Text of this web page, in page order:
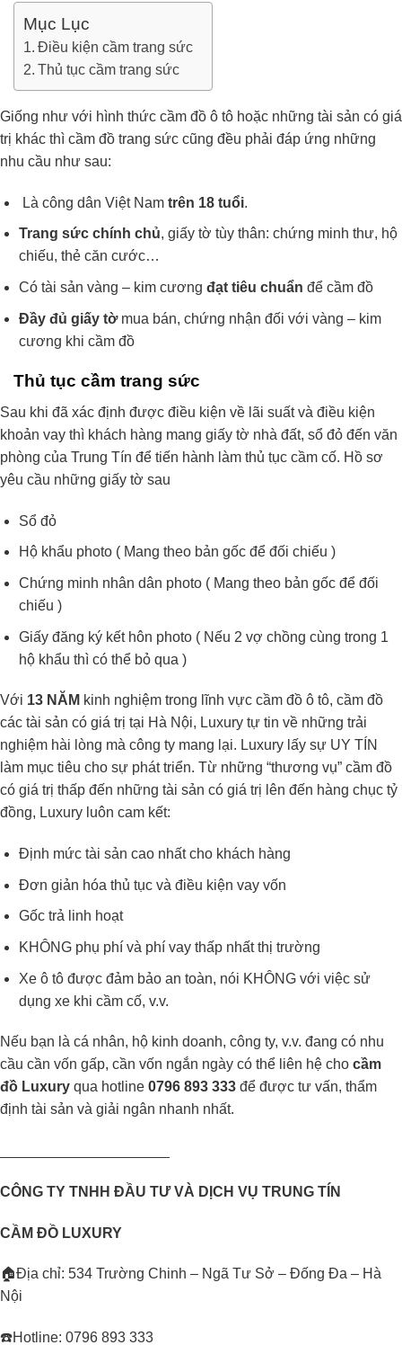
Mục Lục
Điều kiện cầm trang sức
Thủ tục cầm trang sức
Giống như với hình thức cầm đồ ô tô hoặc những tài sản có giá
trị khác thì cầm đồ trang sức cũng đều phải đáp ứng những
nhu cầu như sau:
Là công dân Việt Nam trên 18 tuổi.
Trang sức chính chủ, giấy tờ tùy thân: chứng minh thư, hộ
chiếu, thẻ căn cước…
Có tài sản vàng – kim cương đạt tiêu chuẩn để cầm đồ
Đầy đủ giấy tờmua bán, chứng nhận đối với vàng – kim
cương khi cầm đồ
Thủ tục cầm trang sức
Sau khi đã xác định được điều kiện về lãi suất và điều kiện
khoản vay thì khách hàng mang giấy tờ nhà đất, sổ đỏ đến văn
phòng của Trung Tín để tiến hành làm thủ tục cầm cố. Hồ sơ
yêu cầu những giấy tờ sau
Sổ đỏ
Hộ khẩu photo ( Mang theo bản gốc để đối chiếu )
Chứng minh nhân dân photo ( Mang theo bản gốc để đối
chiếu )
Giấy đăng ký kết hôn photo ( Nếu 2 vợ chồng cùng trong 1
hộ khẩu thì có thể bỏ qua )
Với 13 NĂM kinh nghiệm trong lĩnh vực cầm đồ ô tô, cầm đồ
các tài sản có giá trị tại Hà Nội, Luxury tự tin về những trải
nghiệm hài lòng mà công ty mang lại. Luxury lấy sự UY TÍN
làm mục tiêu cho sự phát triển. Từ những “thương vụ” cầm đồ
có giá trị thấp đến những tài sản có giá trị lên đến hàng chục tỷ
đồng, Luxury luôn cam kết:
Định mức tài sản cao nhất cho khách hàng
Đơn giản hóa thủ tục và điều kiện vay vốn
Gốc trả linh hoạt
KHÔNG phụ phí và phí vay thấp nhất thị trường
Xe ô tô được đảm bảo an toàn, nói KHÔNG với việc sử
dụng xe khi cầm cố, v.v.
Nếu bạn là cá nhân, hộ kinh doanh, công ty, v.v. đang có nhu
cầu cần vốn gấp, cần vốn ngắn ngày có thể liên hệ cho cầm
đồ Luxury qua hotline 0796 893 333 để được tư vấn, thẩm
định tài sản và giải ngân nhanh nhất.
CÔNG TY TNHH ĐẦU TƯ VÀ DỊCH VỤ TRUNG TÍN
CẦM ĐỒ LUXURY
🏠Địa chỉ: 534 Trường Chinh – Ngã Tư Sở – Đống Đa – Hà
Nội
☎️Hotline: 0796 893 333